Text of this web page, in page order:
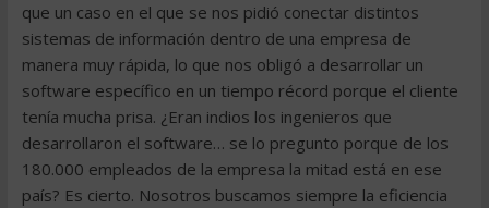
que un caso en el que se nos pidió conectar distintos
sistemas de información dentro de una empresa de
manera muy rápida, lo que nos obligó a desarrollar un
software específico en un tiempo récord porque el cliente
tenía mucha prisa. ¿Eran indios los ingenieros que
desarrollaron el software… se lo pregunto porque de los
180.000 empleados de la empresa la mitad está en ese
país? Es cierto. Nosotros buscamos siempre la eficiencia